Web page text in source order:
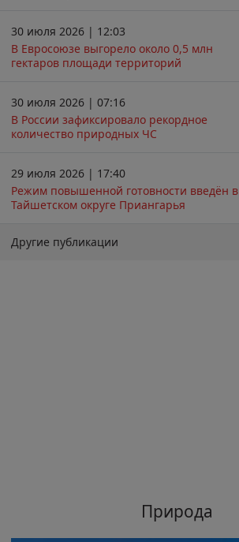
30 июля 2026 | 12:03
В Евросоюзе выгорело около 0,5 млн
гектаров площади территорий
30 июля 2026 | 07:16
В России зафиксировало рекордное
количество природных ЧС
29 июля 2026 | 17:40
Режим повышенной готовности введён в
Тайшетском округе Приангарья
Другие публикации
Природа